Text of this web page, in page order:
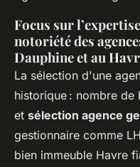
Focus sur
notoriété des
Dauphine et au
La sélection d'une
historique : nombre
et sélection agence
gestionnaire comme
bien immeuble Havre